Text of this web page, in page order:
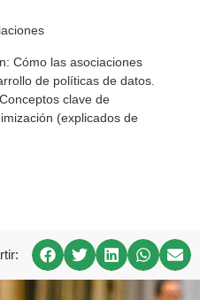
Cómo las asociaciones
de políticas de datos.
clave de
(explicados de